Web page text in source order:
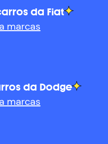
da Fiat
marcas
da Dodge
marcas